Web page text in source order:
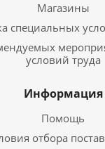
Магазины
специальных
условий труда
Информация
Помощь
отбора